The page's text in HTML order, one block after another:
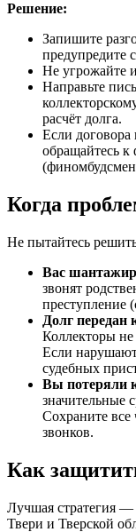
Решение:
Запишите
предупредите
Не угрожайте
Направьте
расчёт долга.
Если
обращайтесь
Когда
Не пытайтесь
Вас
звонят
Долг передан
Коллекторы не
Если
судебных
Вы потеряли
значительные
Сохраните
звонков.
Как
Лучшая стратегия —
Твери и Тверской